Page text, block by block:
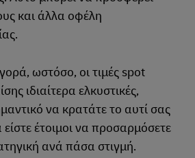
και άλλα οφέλη
ωστόσο, οι τιμές spot
ιδιαίτερα ελκυστικές,
να κρατάτε το αυτί σας
έτοιμοι να προσαρμόσετε
ανά πάσα στιγμή.